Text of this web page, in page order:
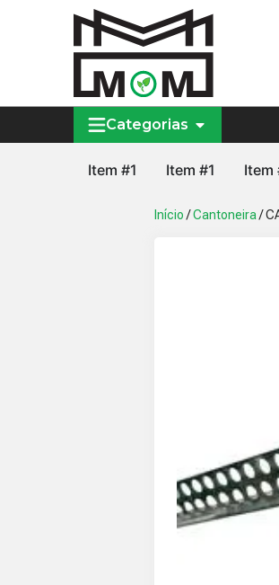
Categorias
Item #1 Item #1 Item
Início /Cantoneira /